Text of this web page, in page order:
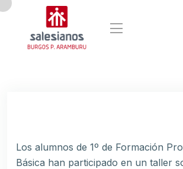
Los alumnos de 1º de Formación
Básica han participado en un taller